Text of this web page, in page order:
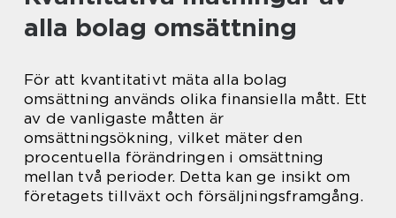
alla bolag omsättning
För att kvantitativt mäta alla bolag
omsättning används olika finansiella mått. Ett
av de vanligaste måtten är
omsättningsökning, vilket mäter den
procentuella förändringen i omsättning
mellan två perioder. Detta kan ge insikt om
företagets tillväxt och försäljningsframgång.